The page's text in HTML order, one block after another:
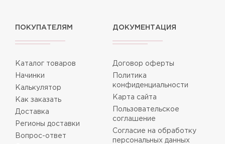
ПОКУПАТЕЛЯМ
Каталог товаров
Начинки
Калькулятор
Как заказать
Доставка
Регионы доставки
Вопрос-ответ
ДОКУМЕНТАЦИЯ
Договор оферты
Политика
конфиденциальности
Карта сайта
Пользовательское
соглашение
Согласие на обработку
персональных данных